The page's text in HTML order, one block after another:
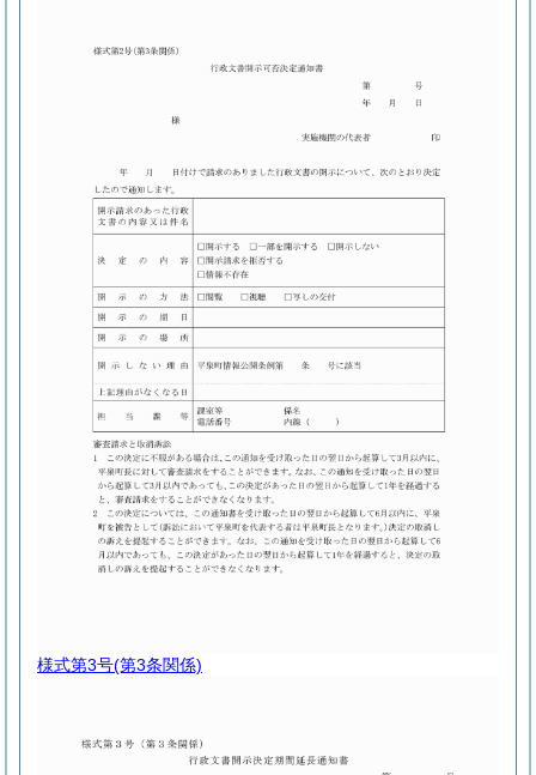
様式第3号(第3条関係)